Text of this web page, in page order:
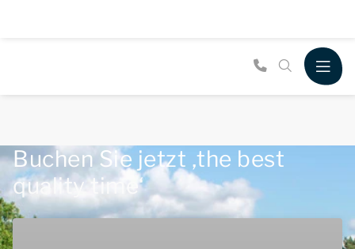
Buchen Sie jetzt ‚the best
quality time‘